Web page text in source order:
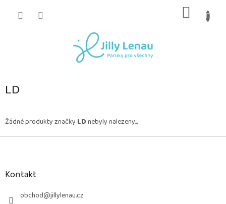
KOŠÍK
LD
Žádné produkty značky LDnebyly nalezeny...
Z
Kontakt
obchod@jillylenau.cz